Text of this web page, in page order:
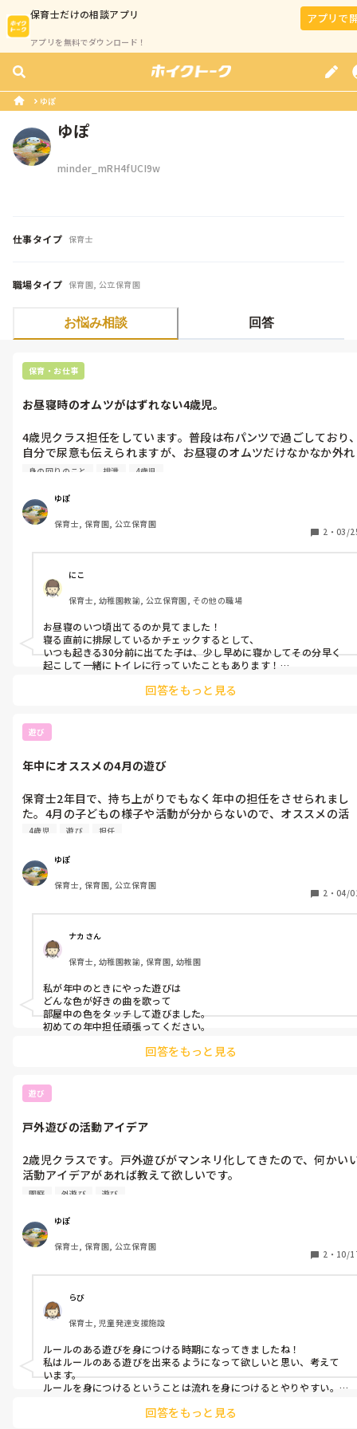
保育士だけの相談アプリ
アプリを無料でダウンロード！
アプリで
ゆぽ
ゆぽ
minder_mRH4fUCI9w
仕事タイプ 保育士
職場タイプ 保育園, 公立保育園
お悩み相談 回答
保育・お仕事
お昼寝時のオムツがはずれない4歳児。
4歳児クラス担任をしています。普段は布パンツで過ごしており
自分で尿意も伝えられますが、お昼寝のオムツだけなかなか外れ
ない子がいます。起きたらすでにパンパンな状態です。マイペー
ます。
どのような原因が考えられますか？また、今後どのような援助を
したらよいでしょうか。
身の回りのこと 排泄 4歳児
ゆぽ
保育士, 保育園, 公立保育園
2 ・ 03/
にこ
保育士, 幼稚園教諭, 公立保育園, その他の職場
お昼寝のいつ頃出てるのか見てました！
寝る直前に排尿しているかチェックするとして、
いつも起きる30分前に出てた子は、少し早めに寝かしてその分早く
起こして一緒にトイレに行っていたこともあります！
ングも量もバラバラの子は、定まるまで特に何もしてませんでし
回答をもっと見る
遊び
年中にオススメの4月の遊び
保育士2年目で、持ち上がりでもなく年中の担任をさせられまし
た。4月の子どもの様子や活動が分からないので、オススメの活
動があれば教えてください
4歳児 遊び 担任
ゆぽ
保育士, 保育園, 公立保育園
2 ・ 04/
ナカさん
保育士, 幼稚園教諭, 保育園, 幼稚園
私が年中のときにやった遊びは
どんな色が好きの曲を歌って
部屋中の色をタッチして遊びました。
初めての年中担任頑張ってください。
回答をもっと見る
遊び
戸外遊びの活動アイデア
2歳児クラスです。戸外遊びがマンネリ化してきたので、何かい
活動アイデアがあれば教えて欲しいです。
今は、園庭で落ち葉やどんぐり探しをしたり、運動用具を出して
ルールのある遊びも考えたのですが、まだ難しいかなと思い、検
討中です。
園庭 外遊び 遊び
ゆぽ
保育士, 保育園, 公立保育園
2 ・ 10/
らび
保育士, 児童発達支援施設
ルールのある遊びを身につける時期になってきましたね！
私はルールのある遊びを出来るようになって欲しいと思い、考えて
います。
ルールを身につけるということは流れを身につけるとやりやすい。
「しっぽとり」の練習として、サーキットのように運動遊びをして、
回答をもっと見る